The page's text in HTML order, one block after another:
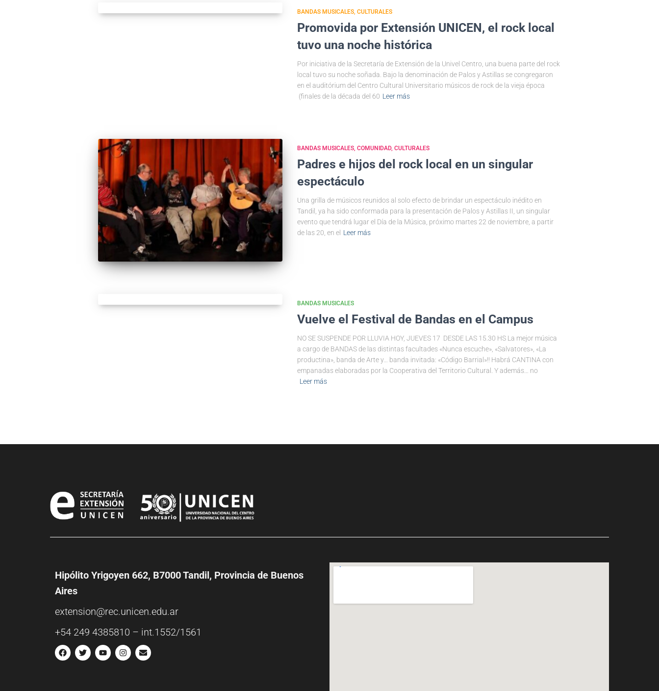
BANDAS MUSICALES CULTURALES
Promovida por Extensión UNICEN, el rock local
tuvo una noche histórica
Por iniciativa de la Secretaría de Extensión de la Univel Centro, una buena parte del rock
local tuvo su noche soñada. Bajo la denominación de Palos y Astillas se congregaron
en el auditórium del Centro Cultural Universitario músicos de rock de la vieja época
(finales de la década del 60 Leer más
BANDAS MUSICALES COMUNIDAD CULTURALES
Padres e hijos del rock local en un singular
espectáculo
Una grilla de músicos reunidos al solo efecto de brindar un espectáculo inédito en
Tandil, ya ha sido conformada para la presentación de Palos y Astillas II, un singular
evento que tendrá lugar el Día de la Música, próximo martes 22 de noviembre, a partir
de las 20, en el Leer más
BANDAS MUSICALES
Vuelve el Festival de Bandas en el Campus
NO SE SUSPENDE POR LLUVIA HOY, JUEVES 17 DESDE LAS 15.30 HS La mejor música
a cargo de BANDAS de las distintas facultades «Nunca escuche», «Salvatores», «La
productina», banda de Arte y… banda invitada: «Código Barrial»!! Habrá CANTINA con
empanadas elaboradas por la Cooperativa del Territorio Cultural. Y además… no
Leer más
Hipólito Yrigoyen 662, B7000 Tandil, Provincia de Buenos
Aires
extension@rec.unicen.edu.ar
+54 249 4385810 – int.1552/1561